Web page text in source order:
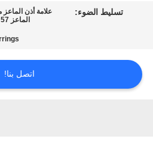
اطلب
اقتباس
تسليط الضوء:
الماعز 57 مم ، أقراط كوبرهيد للماشية الزراعية
اتصل بنا!